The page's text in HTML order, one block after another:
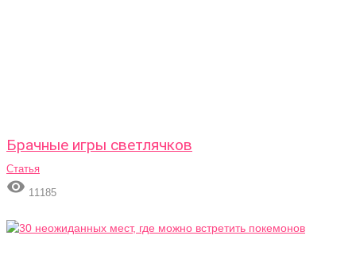
Брачные игры светлячков
Статья
 11185